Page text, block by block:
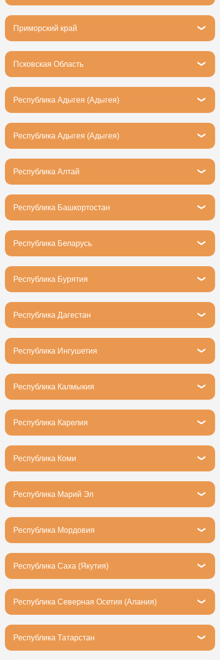
Пермь, улица 25 Октября, 22А
Приморский край
Владивосток, Днепровская улица, 21с2
Псковская Область
Псков, Октябрьский проспект, 50к2
Республика Адыгея (Адыгея)
г. Майкоп, ул. Мопра, 95
Республика Адыгея (Адыгея)
Майкоп, улица МОПРа, 95
Республика Алтай
Горно-Алтайск, улица Григория Чорос-Гуркина, 39/6
Республика Башкортостан
Уфа, Революционная улица, 98/1блокА
Республика Беларусь
Минская область, Фаниполь, ул. Якуба Коласа, 6
Республика Бурятия
Улан-Удэ, улица Мокрова, 28А
Республика Дагестан
Махачкала, улица Ирчи Казака, 31
Республика Ингушетия
Назрань, улица Картоева, 148А
Республика Калмыкия
Элиста, бульвар имени Т. Бембеева, 2
Республика Карелия
Петрозаводск, Первомайский проспект, 9
Республика Коми
Сыктывкар, улица Морозова, 51
Республика Марий Эл
Йошкар-Ола, улица Якова Эшпая, 137
Республика Мордовия
Саранск, улица Титова, 2/8
Республика Саха (Якутия)
Якутск, улица Дзержинского, 41/2
Республика Северная Осетия (Алания)
Владикавказ, улица Астана Кесаева, 11
Республика Татарстан